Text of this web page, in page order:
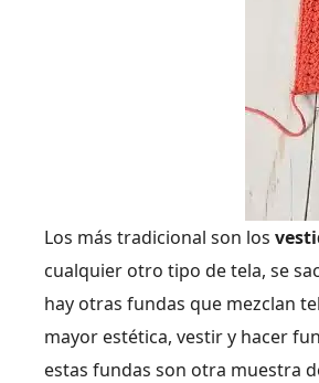
Los más tradicional son los
cualquier otro tipo de tela, se
hay otras fundas que mezclan
mayor estética, vestir y hacer
estas fundas son otra muestra